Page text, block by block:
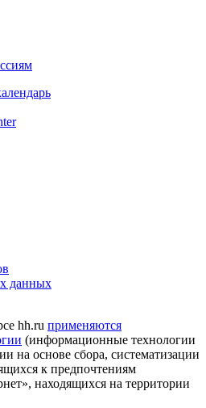
данных
hh.ru применяются
(информационные технологии
на основе сбора, систематизации
к предпочтениям
находящихся на территории